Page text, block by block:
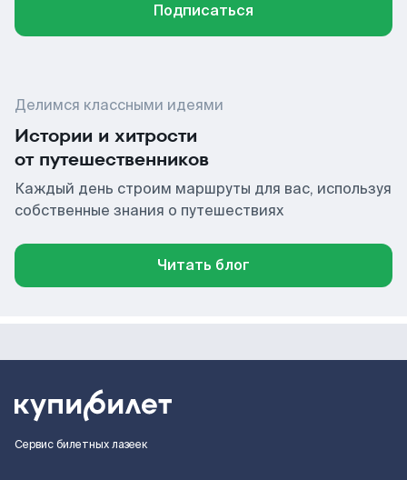
Подписаться
Делимся классными идеями
Истории и хитрости
от путешественников
Каждый день строим маршруты для вас, используя
собственные знания о путешествиях
Читать блог
Сервис билетных лазеек